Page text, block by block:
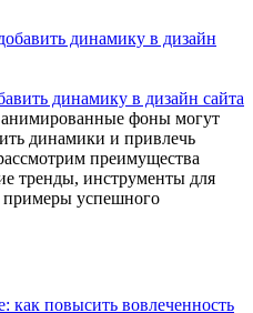
динамику в дизайн сайта
анимированные фоны могут
динамики и привлечь
преимущества
тренды, инструменты для
примеры успешного